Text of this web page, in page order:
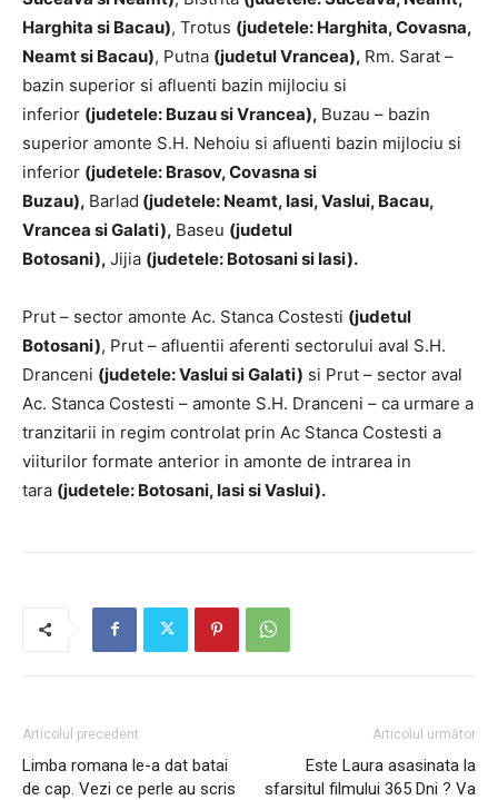
Harghita si Bacau), Trotus (judetele: Harghita, Covasna,
Neamt si Bacau), Putna (judetul Vrancea), Rm. Sarat –
bazin superior si afluenti bazin mijlociu si
inferior (judetele: Buzau siVrancea), Buzau – bazin
superior amonte S.H. Nehoiu si afluenti bazin mijlociu si
inferior (judetele: Brasov, Covasna si
Buzau), Barlad (judetele: Neamt, Iasi, Vaslui, Bacau,
Vrancea si Galati), Baseu (judetul
Botosani), Jijia (judetele: Botosani si Iasi).
Prut – sector amonte Ac. Stanca Costesti (judetul
Botosani), Prut – afluentii aferenti sectorului aval S.H.
Dranceni (judetele: Vaslui si Galati) si Prut – sector aval
Ac. Stanca Costesti – amonte S.H. Dranceni – ca urmare a
tranzitarii in regim controlat prin Ac Stanca Costesti a
viiturilor formate anterior in amonte de intrarea in
tara (judetele: Botosani, Iasi si Vaslui).
Articolul precedent
Limba romana le-a dat batai
de cap. Vezi ce perle au scris
Articolul următor
Este Laura asasinata la
sfarsitul filmului 365 Dni ? Va